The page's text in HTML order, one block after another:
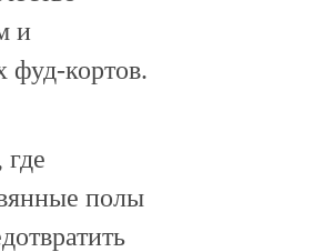
и
фуд-кортов.
полы